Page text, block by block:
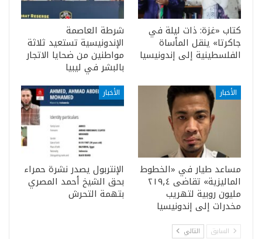
كتاب «غزة: ذات ليلة في
جاكرتا» ينقل المأساة
الفلسطينية إلى إندونيسيا
شرطة العاصمة
الإندونيسية تستعيد ثلاثة
مواطنين من ضحايا الاتجار
بالبشر في ليبيا
الأخبار
مساعد طيار في «الخطوط
الماليزية» تقاضى ٢١٩٫٤
مليون روبية لتهريب
مخدرات إلى إندونيسيا
الأخبار
الإنتربول يصدر نشرة حمراء
بحق الشيخ أحمد المصري
بتهمة التحرش
السابق التالي